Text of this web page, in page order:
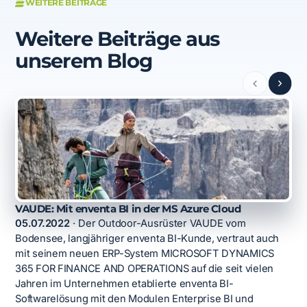
WEITERE BEITRÄGE
Weitere Beiträge aus
unserem Blog
VAUDE: Mit enventa BI in der MS Azure Cloud
05.07.2022 · Der Outdoor-Ausrüster VAUDE vom
Bodensee, langjähriger enventa BI-Kunde, vertraut auch
mit seinem neuen ERP-System MICROSOFT DYNAMICS
365 FOR FINANCE AND OPERATIONS auf die seit vielen
Jahren im Unternehmen etablierte enventa BI-
Softwarelösung mit den Modulen Enterprise BI und